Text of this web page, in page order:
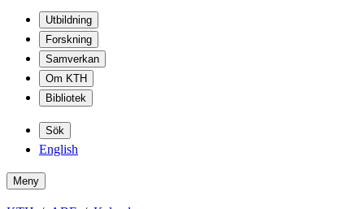
Utbildning
Forskning
Samverkan
Om KTH
Bibliotek
Sök
English
Meny